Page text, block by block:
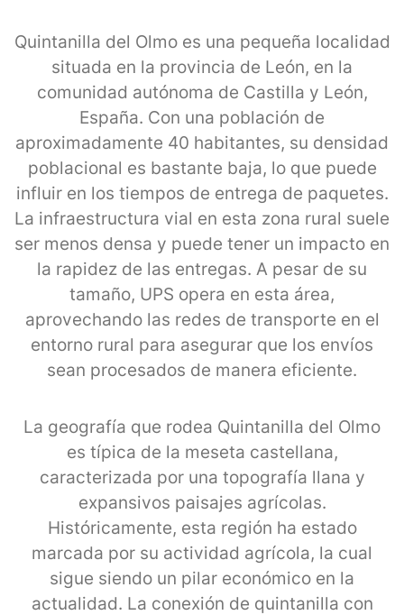
Quintanilla del Olmo es una pequeña localidad
situada en la provincia de León, en la
comunidad autónoma de Castilla y León,
España. Con una población de
aproximadamente 40 habitantes, su densidad
poblacional es bastante baja, lo que puede
influir en los tiempos de entrega de paquetes.
La infraestructura vial en esta zona rural suele
ser menos densa y puede tener un impacto en
la rapidez de las entregas. A pesar de su
tamaño, UPS opera en esta área,
aprovechando las redes de transporte en el
entorno rural para asegurar que los envíos
sean procesados de manera eficiente.
La geografía que rodea Quintanilla del Olmo
es típica de la meseta castellana,
caracterizada por una topografía llana y
expansivos paisajes agrícolas.
Históricamente, esta región ha estado
marcada por su actividad agrícola, la cual
sigue siendo un pilar económico en la
actualidad. La conexión de quintanilla con